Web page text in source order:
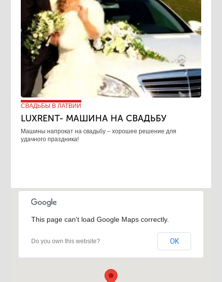
СВАДЬБЫ В ЛАТВИИ
LUXRENT- МАШИНА НА СВАДЬБУ
​Машины напрокат на свадьбу – хорошее решение для
удачного праздника!
This page can't load Google Maps correctly.
Do you own this website? OK